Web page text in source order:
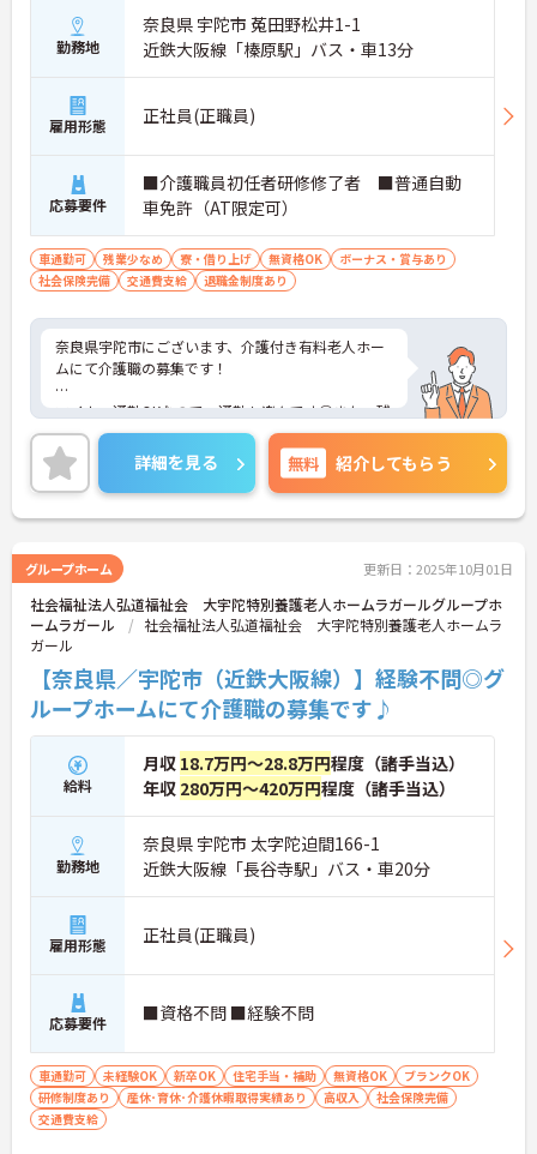
勤務地
奈良県 宇陀市 菟田野松井1-1
近鉄大阪線「榛原駅」バス・車13分
雇用形態 正社員(正職員)
応募要件
■介護職員初任者研修修了者 ■普通自動
車免許（AT限定可）
車通勤可 残業少なめ 寮・借り上げ 無資格OK
ボーナス・賞与あり
社会保険完備
交通費支給 退職金制度あり
奈良県宇陀市にございます、介護付き有料老人ホー
ムにて介護職の募集です！
マイカー通勤OKなので、通勤も楽々です◎また、残
業少なめなのでお仕事終わりの時間を大切にできま
す★単身用の入居住宅もございますので、遠方から
のご転職をお考えの方にもおすすめの求人です。
ご興味のある方は、マイナビ介護職までお問い合わ
詳細を見る 無料 紹介してもらう
グループホーム 更新日：2025年10月01日
社会福祉法人弘道福祉会 大宇陀特別養護老人ホームラガールグループホ
ームラガール
社会福祉法人弘道福祉会 大宇陀特別養護老人ホームラ
ガール
【奈良県／宇陀市（近鉄大阪線）】経験不問◎グ
ループホームにて介護職の募集です♪
給料
月収 18.7万円～28.8万円程度（諸手当込）
年収 280万円～420万円程度（諸手当込）
勤務地
奈良県 宇陀市 太字陀迫間166-1
近鉄大阪線「長谷寺駅」バス・車20分
雇用形態 正社員(正職員)
応募要件 ■資格不問 ■経験不問
車通勤可 未経験OK 新卒OK 住宅手当・補助 無資格OK
ブランクOK
研修制度あり
産休･育休･介護休暇取得実績あり 高収入
社会保険完備
交通費支給